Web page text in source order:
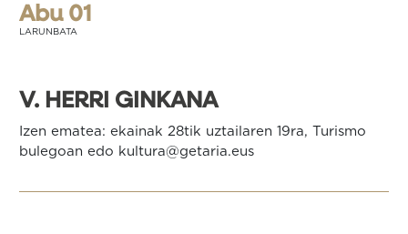
Abu 01
LARUNBATA
V. HERRI GINKANA
Izen ematea: ekainak 28tik uztailaren 19ra, Turismo
bulegoan edo kultura@getaria.eus